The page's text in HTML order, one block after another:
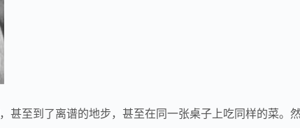
，甚至到了离谱的地步，甚至在同一张桌子上吃同样的菜。